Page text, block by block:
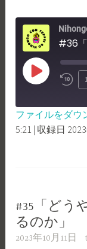
#36「
PLAY
10
SHARE
ファイルをダウ
5:21 | 収録日
#35「どう
るのか」
2023年10月11日